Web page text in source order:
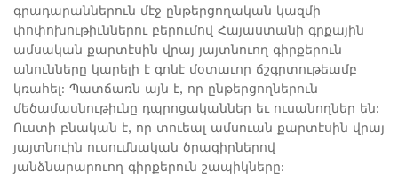
գրադարաններուն մէջ ընթերցողական կազմի
փոփոխութիւններու բերումով Հայաստանի գրքային
ամսական քարտէսին վրայ յայտնուող գիրքերուն
անունները կարելի է գոնէ մօտաւոր ճշգրտութեամբ
կռահել: Պատճառն այն է, որ ընթերցողներուն
մեծամասնութիւնը դպրոցականներ եւ ուսանողներ են:
Ուստի բնական է, որ տուեալ ամսուան քարտէսին վրայ
յայտնուին ուսումնական ծրագիրներով
յանձնարարուող գիրքերուն շապիկները: